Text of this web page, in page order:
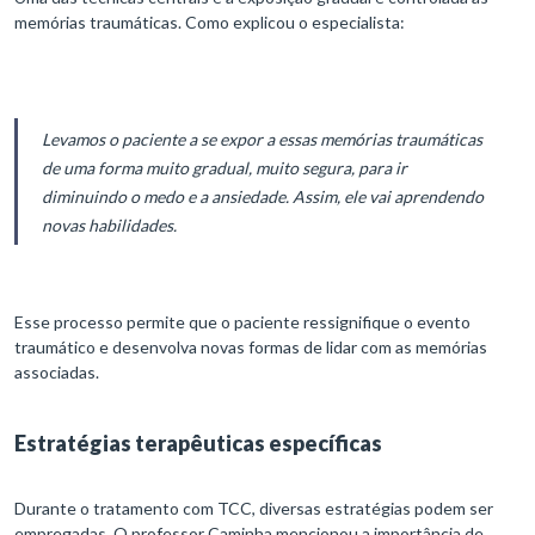
memórias traumáticas. Como explicou o especialista:
Levamos o paciente a se expor a essas memórias traumáticas
de uma forma muito gradual, muito segura, para ir
diminuindo o medo e a ansiedade. Assim, ele vai aprendendo
novas habilidades.
Esse processo permite que o paciente ressignifique o evento
traumático e desenvolva novas formas de lidar com as memórias
associadas.
Estratégias terapêuticas específicas
Durante o tratamento com TCC, diversas estratégias podem ser